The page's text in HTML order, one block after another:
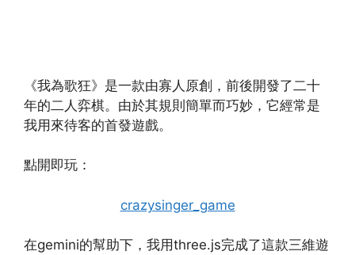
《我為歌狂》是一款由寡人原創，前後開發了二十
年的二人弈棋。由於其規則簡單而巧妙，它經常是
我用來待客的首發遊戲。
點開即玩：
crazysinger_game
在gemini的幫助下，我用three.js完成了這款三維遊